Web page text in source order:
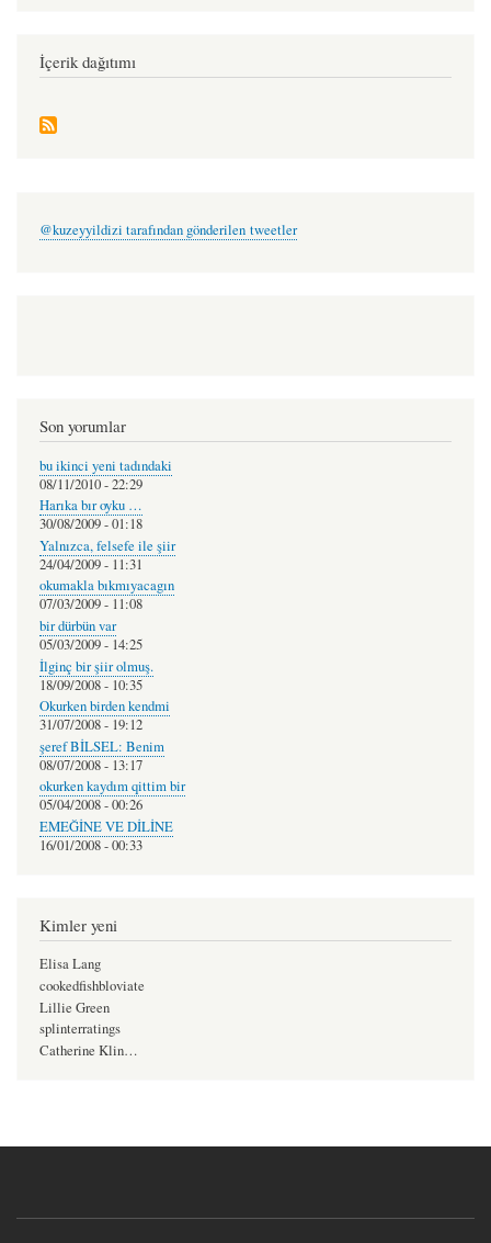
mucuk)
İçerik dağıtımı
@kuzeyyildizi tarafından gönderilen tweetler
Son yorumlar
bu ikinci yeni tadındaki
08/11/2010 - 22:29
Harıka bır oyku …
30/08/2009 - 01:18
Yalnızca, felsefe ile şiir
24/04/2009 - 11:31
okumakla bıkmıyacagın
07/03/2009 - 11:08
bir dürbün var
05/03/2009 - 14:25
İlginç bir şiir olmuş.
18/09/2008 - 10:35
Okurken birden kendmi
31/07/2008 - 19:12
şeref BİLSEL: Benim
08/07/2008 - 13:17
okurken kaydım qittim bir
05/04/2008 - 00:26
EMEĞİNE VE DİLİNE
16/01/2008 - 00:33
Kimler yeni
Elisa Lang
cookedfishbloviate
Lillie Green
splinterratings
Catherine Klin…